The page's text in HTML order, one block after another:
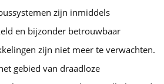
zijn inmiddels
en bijzonder betrouwbaar
zijn niet meer te verwachten.
gebied van draadloze